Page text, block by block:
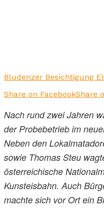
Bludenzer Besichtigung
Share on FacebookShare
Nach rund zwei Jahren
der Probebetrieb im
Neben den
sowie Thomas Steu
österreichische
Kunsteisbahn. Auch
machte sich vor Ort ein